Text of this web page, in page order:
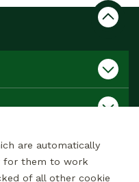
are automatically
for them to work
of all other cookie